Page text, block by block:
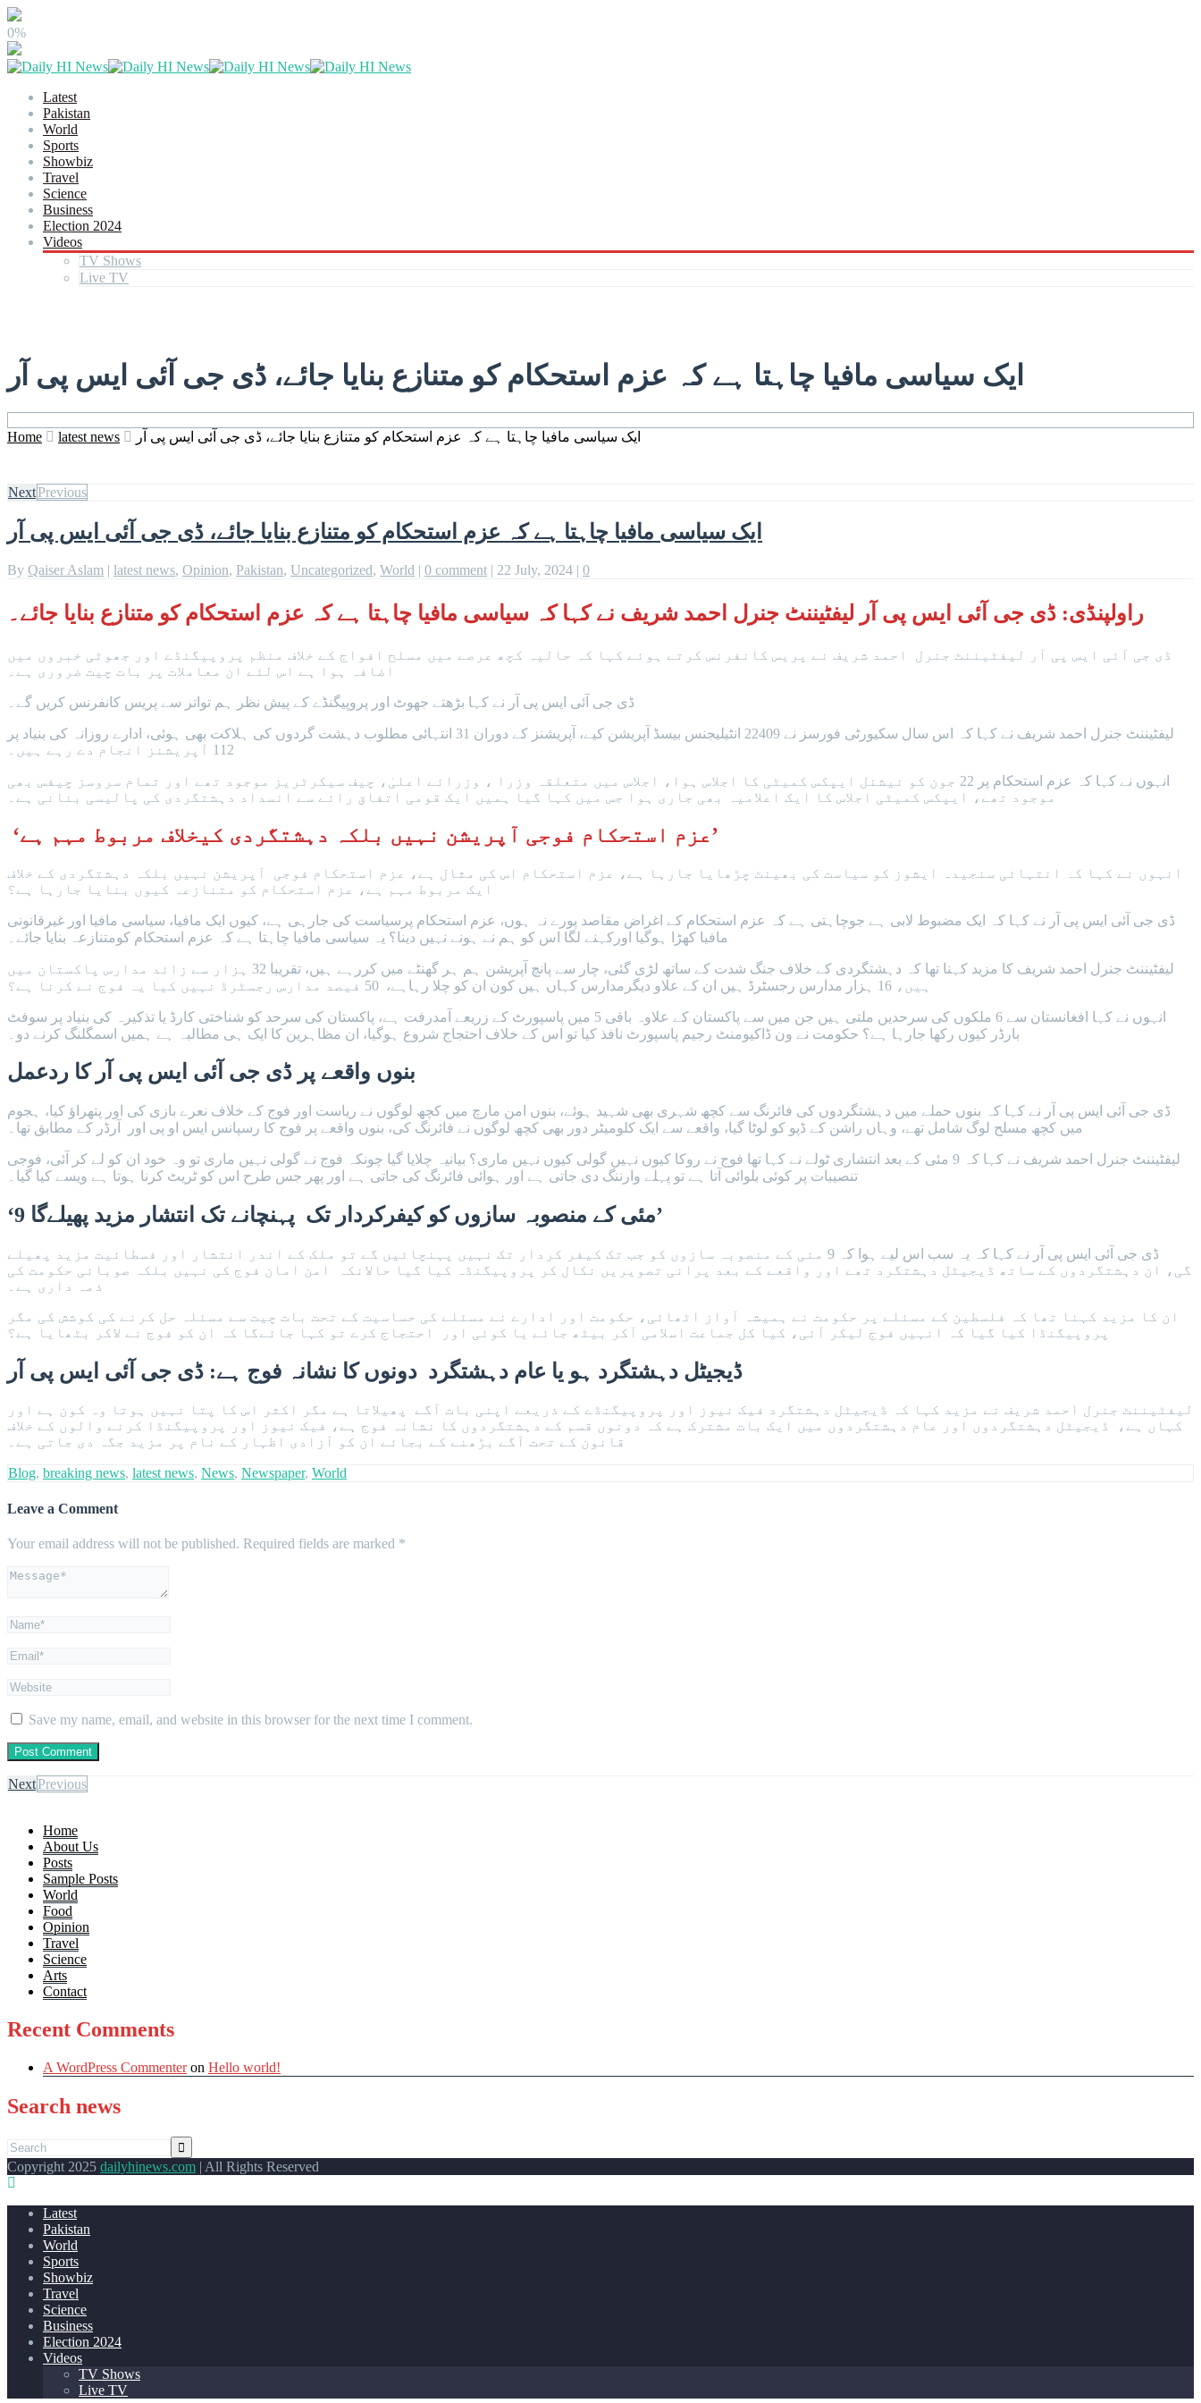
0%
Latest
Pakistan
World
Sports
Showbiz
Travel
Science
Business
Election 2024
Videos
TV Shows
Live TV
ایک سیاسی مافیا چاہتا ہے کہ عزم استحکام کو متنازع بنایا جائے، ڈی جی آئی ایس پی آر
Home latest news ایک سیاسی مافیا چاہتا ہے کہ عزم استحکام کو متنازع بنایا جائے، ڈی جی آئی ایس پی آر
NextPrevious
ایک سیاسی مافیا چاہتا ہے کہ عزم استحکام کو متنازع بنایا جائے، ڈی جی آئی ایس پی آر
By Qaiser Aslam | latest news, Opinion, Pakistan, Uncategorized, World | 0 comment | 22 July, 2024 | 0
ڈی جی آئی ایس پی آر لیفٹیننٹ جنرل احمد شریف نے پریس کانفرنس کرتے ہوئے کہا کہ حالیہ کچھ عرصے میں مسلح افواج کے خلاف منظم پروپیگنڈے اور جھوٹی خبروں میں
لیفٹیننٹ جنرل احمد شریف نے کہا کہ اس سال سکیورٹی فورسز نے 22409 انٹیلیجنس بیسڈ آپریشن کیے، آپریشنز کے دوران 31 انتہائی مطلوب دہشت گردوں کی ہلاکت بھی ہوئی، ادارے روزانہ کی بنیاد پر
انہوں نے کہا کہ عزم استحکام پر 22 جون کو نیشنل ایپکس کمیٹی کا اجلاس ہوا، اجلاس میں متعلقہ وزرا ، وزرائے اعلیٰ، چیف سیکرٹریز موجود تھے اور تمام سروسز چیفس بھی
‘عزم استحکام فوجی آپریشن نہیں بلکہ دہشتگردی کیخلاف مربوط مہم ہے’
انہوں نے کہا کہ انتہائی سنجیدہ ایشوز کو سیاست کی بھینٹ چڑھایا جارہا ہے، عزم استحکام اس کی مثال ہے، عزم استحکام فوجی آپریشن نہیں بلکہ دہشتگردی کے خلاف
ڈی جی آئی ایس پی آر نے کہا کہ ایک مضبوط لابی ہے جوچاہتی ہے کہ عزم استحکام کے اغراض مقاصد پورے نہ ہوں، عزم استحکام پرسیاست کی جارہی ہے، کیوں ایک مافیا، سیاسی مافیا اور غیرقانونی
لیفٹیننٹ جنرل احمد شریف کا مزید کہنا تھا کہ دہشتگردی کے خلاف جنگ شدت کے ساتھ لڑی گئی، چار سے پانچ آپریشن ہم ہر گھنٹے میں کررہے ہیں، تقریبا 32 ہزار سے زائد مدارس پاکستان میں
انہوں نے کہا افغانستان سے 6 ملکوں کی سرحدیں ملتی ہیں جن میں سے پاکستان کے علاوہ باقی 5 میں پاسپورٹ کے زریعے آمدرفت ہے، پاکستان کی سرحد کو شناختی کارڈ یا تذکیرہ کی بنیاد پر سوفٹ
بنوں واقعے پر ڈی جی آئی ایس پی آر کا ردعمل
ڈی جی آئی ایس پی آر نے کہا کہ بنوں حملے میں دہشتگردوں کی فائرنگ سے کچھ شہری بھی شہید ہوئے، بنوں امن مارچ میں کچھ لوگوں نے ریاست اور فوج کے خلاف نعرے بازی کی اور پتھراؤ کیا، ہجوم
لیفٹیننٹ جنرل احمد شریف نے کہا کہ 9 مئی کے بعد انتشاری ٹولے نے کہا تھا فوج نے روکا کیوں نہیں گولی کیوں نہیں ماری؟ بیانیہ چلایا گیا چونکہ فوج نے گولی نہیں ماری تو وہ خود ان کو لے کر آئی، فوجی
‘9 مئی کے منصوبہ سازوں کو کیفرکردار تک پہنچانے تک انتشار مزید پھیلےگا’
ڈی جی آئی ایس پی آر نے کہا کہ یہ سب اس لیے ہوا کہ 9 مئی کے منصوبہ سازوں کو جب تک کیفر کردار تک نہیں پہنچائیں گے تو ملک کے اندر انتشار اور فسطائیت مزید پھیلے
گی، ان دہشتگردوں کے ساتھ ڈیجیٹل دہشتگرد تھے اور واقعے کے بعد پرانی تصویریں نکال کر پروپیگنڈہ کیا گیا حالانکہ امن امان فوج کی نہیں بلکہ صوبائی حکومت کی
ان کا مزید کہنا تھا کہ فلسطین کے مسئلے پر حکومت نے ہمیشہ آواز اٹھائی، حکومت اور ادارے نے مسئلے کی حساسیت کے تحت بات چیت سے مسئلہ حل کرنے کی کوشش کی مگر
ڈیجیٹل دہشتگرد ہو یا عام دہشتگرد دونوں کا نشانہ فوج ہے: ڈی جی آئی ایس پی آر
لیفٹیننٹ جنرل احمد شریف نے مزید کہا کہ ڈیجیٹل دہشتگرد فیک نیوز اور پروپیگنڈے کے ذریعے اپنی بات آگے پھیلاتا ہے مگر اکثر اس کا پتا نہیں ہوتا وہ کون ہے اور
کہاں ہے، ڈیجیٹل دہشتگردوں اور عام دہشتگردوں میں ایک بات مشترک ہے کہ دونوں قسم کے دہشتگردوں کا نشانہ فوج ہے، فیک نیوز اور پروپیگنڈا کرنے والوں کے خلاف
قانون کے تحت آگے بڑھنے کے بجائے ان کو آزادی اظہار کے نام پر مزید جگہ دی جاتی ہے۔
Blog, breaking news, latest news, News, Newspaper, World
Leave a Comment
Your email address will not be published. Required fields are marked *
Save my name, email, and website in this browser for the next time I comment.
NextPrevious
Home
About Us
Posts
Sample Posts
World
Food
Opinion
Travel
Science
Arts
Contact
Recent Comments
A WordPress Commenteron Hello world!
Search news
Copyright 2025 dailyhinews.com | All Rights Reserved
Latest
Pakistan
World
Sports
Showbiz
Travel
Science
Business
Election 2024
Videos
TV Shows
Live TV